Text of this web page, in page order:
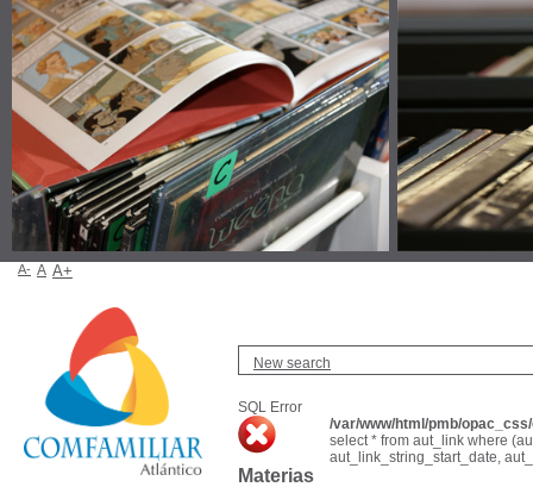
New search
SQL Error
/var/www/html/pmb/
select * from aut_link where
aut_link_string_start_date,
Materias
A- A A+